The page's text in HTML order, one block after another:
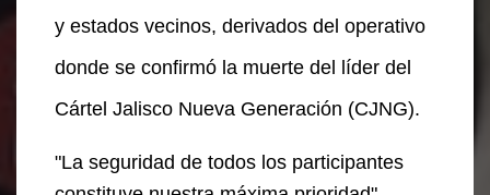
y estados vecinos, derivados del operativo
donde se confirmó la muerte del líder del
Cártel Jalisco Nueva Generación (CJNG).
"La seguridad de todos los participantes